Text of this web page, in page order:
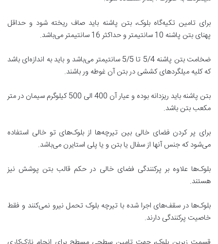
برای تامین تکیه‌گاه بلوک، بتن پاشنه باید صاف ریخته شود و حداقل
پهنای بتن پاشنه 10 سانتیمتر و حداکثر 16 سانتیمتر می‌باشد.
ضخامت بتن پاشنه 5/4 تا 5/5 سانتیمتر می‌باشد و باید به اندازه‌ای باشد
که کلیه میلگردهای کششی در بتن آن غوطه ور باشند.
بتن پاشنه باید ریزدانه بوده و عیار آن 400 الی 500 کیلوگرم سیمان در متر
مکعب بتن باشد.
برای پر کردن فضای خالی بین تیرچه‌ها از بلوک‌های تو خالی استفاده
می‌شود که جنس آنها از سفال یا بتن و یا پلی استایرن می‌باشد.
بلوک‌ها علاوه بر پرکنندگی فضای خالی در حکم قالب بتن پوشش نیز
هستند.
بلوک‌ها در سقف‌های اجرا شده با تیرچه بلوک تحمل نیرو نمی‌کنند و فقط
خاصیت پرکنندگی دارند.